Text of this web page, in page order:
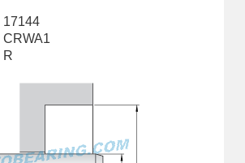
17144
CRWA1
R